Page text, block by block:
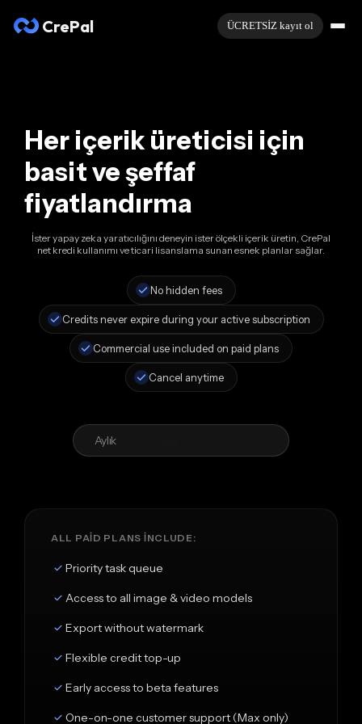
CrePal ÜCRETSİZ kayıt ol
Her içerik üreticisi için
basit ve şeffaf
fiyatlandırma
İster yapay zeka yaratıcılığını deneyin ister ölçekli içerik üretin, CrePal
net kredi kullanımı ve ticari lisanslama sunan esnek planlar sağlar.
No hidden fees
Credits never expire during your active subscription
Commercial use included on paid plans
Cancel anytime
Aylık
ALL PAID PLANS INCLUDE:
Priority task queue
Access to all image & video models
Export without watermark
Flexible credit top-up
Early access to beta features
One-on-one customer support (Max only)